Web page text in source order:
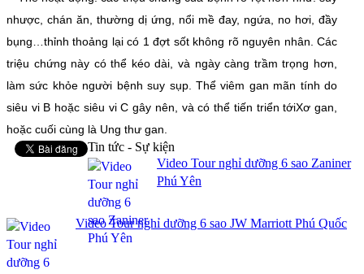
nhược, chán ăn, thường dị ứng, nổi mề đay, ngứa, no hơi, đầy
bụng…thỉnh thoảng lại có 1 đợt sốt không rõ nguyên nhân. Các
triệu chứng này có thể kéo dài, và ngày càng trầm trọng hơn,
làm sức khỏe người bệnh suy sụp. Thể viêm gan mãn tính do
siêu vi B hoặc siêu vi C gây nên, và có thể tiến triển tớiXơ gan,
hoặc cuối cùng là Ung thư gan.
Tin tức - Sự kiện
Video Tour nghỉ dưỡng 6 sao Zaniner
Phú Yên
Video Tour nghỉ dưỡng 6 sao JW Marriott Phú Quốc